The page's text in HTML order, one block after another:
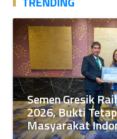
Semen Gresik
2026, Bukti
Masyarakat